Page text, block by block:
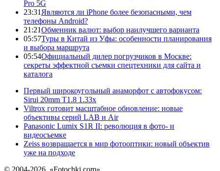
Pro 5G
23:31 Являются ли iPhone более безопасными, чем
телефоны Android?
21:21Обменник валют: выбор наилучшего варианта
05:57Туры в Китай из Уфы: особенности планирования
и выбора маршрута
05:54Официальный дилер погрузчиков в Москве:
секреты эффектной съемки спецтехники для сайта и
каталога
Первый широкоугольный анаморфот с автофокусом:
Sirui 20mm T1.8 1.33x
Viltrox готовит масштабное обновление: новые
объективы серий LAB и Air
Panasonic Lumix S1R II: революция в фото- и
видеосъемке
Zeiss возвращается в мир фотооптики: новый объектив
уже на подходе
© 2004-2026, «Fotochki.com»